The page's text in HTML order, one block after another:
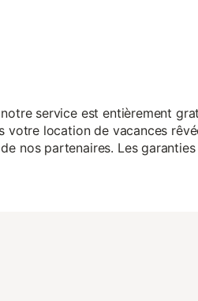
service est entièrement
votre location de vacances
nos partenaires. Les